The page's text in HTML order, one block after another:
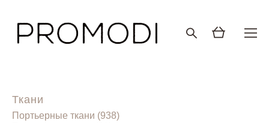
Ткани
Портьерные ткани (938)